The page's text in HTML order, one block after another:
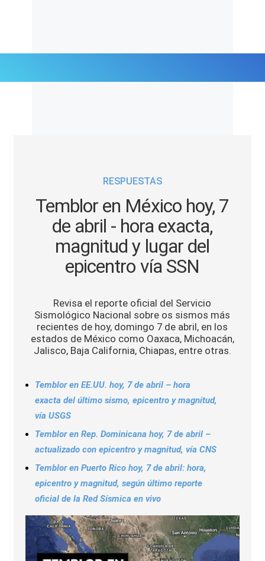
Tendencias Mix
RESPUESTAS
Temblor en México hoy, 7
de abril - hora exacta,
magnitud y lugar del
epicentro vía SSN
Revisa el reporte oficial del Servicio
Sismológico Nacional sobre os sismos más
recientes de hoy, domingo 7 de abril, en los
estados de México como Oaxaca, Michoacán,
Jalisco, Baja California, Chiapas, entre otras.
Temblor en EE.UU. hoy, 7 de abril – hora
exacta del último sismo, epicentro y magnitud,
vía USGS
Temblor en Rep. Dominicana hoy, 7 de abril –
actualizado con epicentro y magnitud, vía CNS
Temblor en Puerto Rico hoy, 7 de abril: hora,
epicentro y magnitud, según último reporte
oficial de la Red Sísmica en vivo